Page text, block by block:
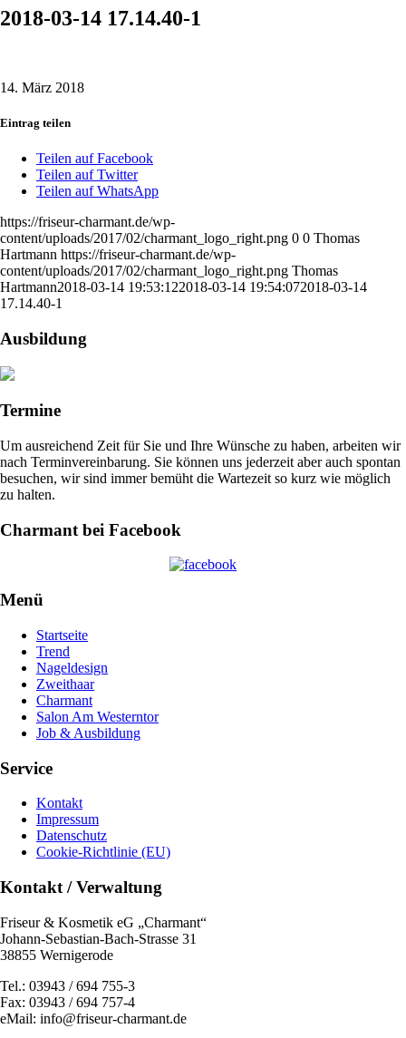
2018-03-14 17.14.40-1
14. März 2018
Eintrag teilen
Teilen auf Facebook
Teilen auf Twitter
Teilen auf WhatsApp
https://friseur-charmant.de/wp-
content/uploads/2017/02/charmant_logo_right.png 0 0 Thomas
Hartmann https://friseur-charmant.de/wp-
content/uploads/2017/02/charmant_logo_right.png Thomas
Hartmann2018-03-14 19:53:122018-03-14 19:54:072018-03-14
17.14.40-1
Ausbildung
Termine
Um ausreichend Zeit für Sie und Ihre Wünsche zu haben, arbeiten wir
nach Terminvereinbarung. Sie können uns jederzeit aber auch spontan
besuchen, wir sind immer bemüht die Wartezeit so kurz wie möglich
zu halten.
Charmant bei Facebook
Menü
Startseite
Trend
Nageldesign
Zweithaar
Charmant
Salon Am Westerntor
Job & Ausbildung
Service
Kontakt
Impressum
Datenschutz
Cookie-Richtlinie (EU)
Kontakt / Verwaltung
Friseur & Kosmetik eG „Charmant“
Johann-Sebastian-Bach-Strasse 31
38855 Wernigerode
Tel.: 03943 / 694 755-3
Fax: 03943 / 694 757-4
eMail: info@friseur-charmant.de